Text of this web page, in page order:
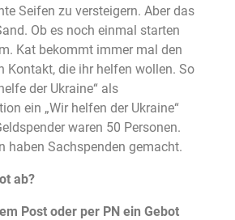
Seifen zu versteigern. Aber das
Ob es noch einmal starten
Kat bekommt immer mal den
Kontakt, die ihr helfen wollen. So
der Ukraine“ als
ein „Wir helfen der Ukraine“
waren 50 Personen.
haben Sachspenden gemacht.
ab?
Post oder per PN ein Gebot